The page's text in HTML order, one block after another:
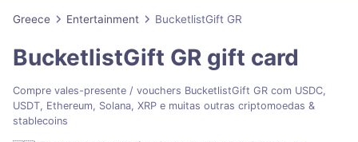
Greece Entertainment BucketlistGift GR
BucketlistGift GR gift card
Compre vales-presente / vouchers BucketlistGift GR com USDC,
USDT, Ethereum, Solana, XRP e muitas outras criptomoedas &
stablecoins